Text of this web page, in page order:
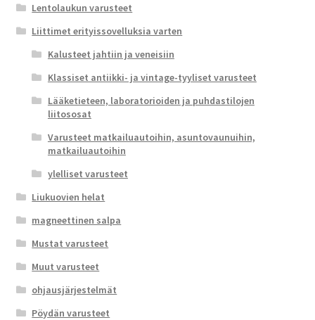
Lentolaukun varusteet
Liittimet erityissovelluksia varten
Kalusteet jahtiin ja veneisiin
Klassiset antiikki- ja vintage-tyyliset varusteet
Lääketieteen, laboratorioiden ja puhdastilojen
liitososat
Varusteet matkailuautoihin, asuntovaunuihin,
matkailuautoihin
ylelliset varusteet
Liukuovien helat
magneettinen salpa
Mustat varusteet
Muut varusteet
ohjausjärjestelmät
Pöydän varusteet